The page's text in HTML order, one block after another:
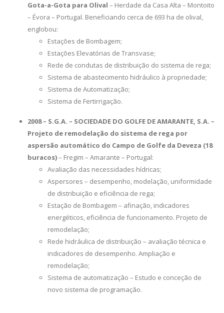
Gota-a-Gota para Olival – Herdade da Casa Alta – Montoito
– Évora – Portugal. Beneficiando cerca de 693 ha de olival,
englobou:
Estações de Bombagem;
Estações Elevatórias de Transvase;
Rede de condutas de distribuição do sistema de rega;
Sistema de abastecimento hidráulico à propriedade;
Sistema de Automatização;
Sistema de Fertirrigação.
2008 – S.G.A. – SOCIEDADE DO GOLFE DE AMARANTE, S.A. –
Projeto de remodelação do sistema de rega por
aspersão automático do Campo de Golfe da Deveza (18
buracos)– Fregim – Amarante – Portugal:
Avaliação das necessidades hídricas;
Aspersores – desempenho, modelação, uniformidade
de distribuição e eficiência de rega;
Estação de Bombagem – afinação, indicadores
energéticos, eficiência de funcionamento. Projeto de
remodelação;
Rede hidráulica de distribuição – avaliação técnica e
indicadores de desempenho. Ampliação e
remodelação;
Sistema de automatização – Estudo e conceção de
novo sistema de programação.